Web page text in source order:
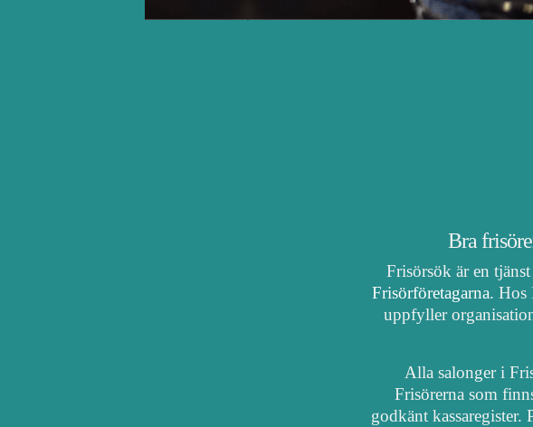
Bra
Frisörsök är en
Frisörföretagarna. Hos
uppfyller
Alla salonger i
Frisörerna som
godkänt kassaregister.